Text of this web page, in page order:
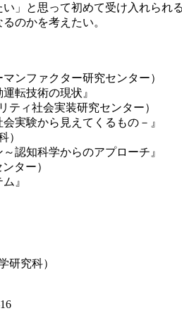
」と思って初めて受け入れら
のかを考えたい。
ファクター研究センター）
転技術の現状』
ィ社会実装研究センター）
験から見えてくるもの－』
）
知科学からのアプローチ』
ター）
』
究科）